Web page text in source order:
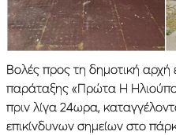
Βολές προς τη δημοτική αρχή
παράταξης «Πρώτα Η
πριν λίγα 24ωρα,
επικίνδυνων σημείων στο